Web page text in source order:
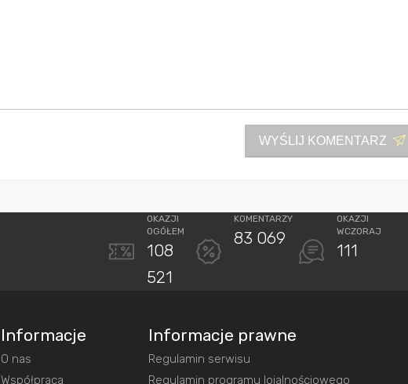
WYŚLIJ KOMENTARZ
OKAZJI
OGÓŁEM
108
521
KOMENTARZY
83 069
OKAZJI
WCZORAJ
111
Informacje
O nas
Współpraca
Informacje prawne
Regulamin serwisu
Regulamin programu lojalnościowego